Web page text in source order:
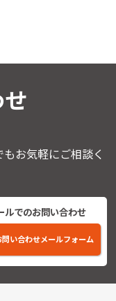
お気軽にご相談く
ルでのお問い合わせ
問い合わせメールフォーム